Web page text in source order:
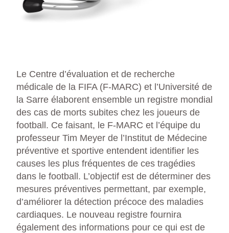
Le Centre d’évaluation et de recherche
médicale de la FIFA (F-MARC) et l’Université de
la Sarre élaborent ensemble un registre mondial
des cas de morts subites chez les joueurs de
football. Ce faisant, le F-MARC et l’équipe du
professeur Tim Meyer de l’Institut de Médecine
préventive et sportive entendent identifier les
causes les plus fréquentes de ces tragédies
dans le football. L’objectif est de déterminer des
mesures préventives permettant, par exemple,
d’améliorer la détection précoce des maladies
cardiaques. Le nouveau registre fournira
également des informations pour ce qui est de